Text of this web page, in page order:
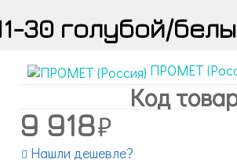
30 голубой/
ПРОМЕТ
Код
9 918
Нашли дешевле?